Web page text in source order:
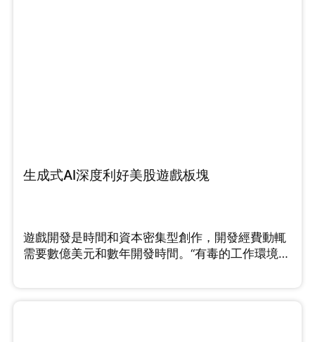
生成式AI深度利好美股遊戲板塊
遊戲開發是時間和資本密集型創作，開發經費動輒
需要數億美元和數年開發時間。“有毒的工作環境